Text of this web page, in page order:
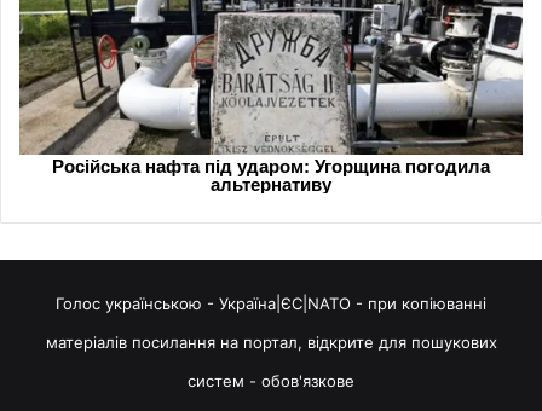
Голос українською - Україна|ЄС|NATO - при копіюванні
матеріалів посилання на портал, відкрите для пошукових
систем - обов'язкове